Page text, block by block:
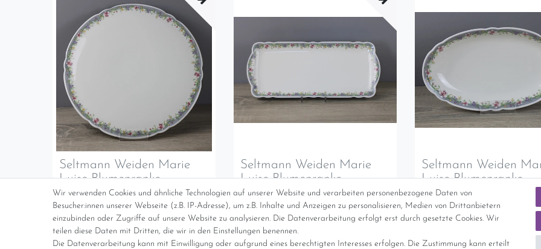
Seltmann Weiden Marie
Luise Blumenranke
Tortenplatte Servierplatte
Ø 30 cm TOP
Ausverkauft
Lassen Sie sich benachrichigen, wenn der Artikel
Seltmann Weiden Marie
Luise Blumenranke
Königskuchenplatte ca 35 x
15 cm
Ausverkauft
Lassen Sie sich benachrichigen, wenn der Artikel
Seltmann Weiden
Luise Blumenranke
Servierplatte 24 x14 cm
TOP
Ausverkauft
Wir verwenden Cookies und ähnliche Technologien auf unserer Website und verarbeiten personenbezogene Daten von
Besucher:innen unserer Webseite (z.B. IP-Adresse), um z.B. Inhalte und Anzeigen zu personalisieren, Medien von Drittanbietern
einzubinden oder Zugriffe auf unsere Website zu analysieren. Die Datenverarbeitung erfolgt erst durch gesetzte Cookies. Wir
teilen diese Daten mit Dritten, die wir in den Einstellungen benennen.
Die Datenverarbeitung kann mit Einwilligung oder aufgrund eines berechtigten Interesses erfolgen. Die Zustimmung kann erteilt